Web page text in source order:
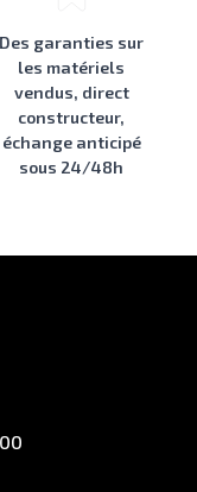
Des garanties sur
les matériels
vendus, direct
constructeur,
échange anticipé
sous 24/48h